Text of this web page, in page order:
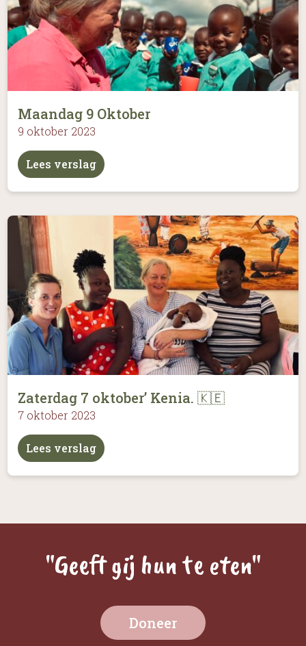
Maandag 9 Oktober
9 oktober 2023
Lees verslag
Zaterdag 7 oktober’ Kenia. 🇰🇪
7 oktober 2023
Lees verslag
"Geeft gij hun te eten"
Doneer